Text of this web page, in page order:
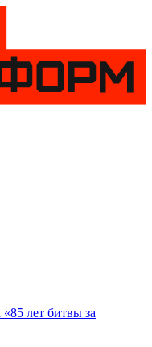
лет битвы за